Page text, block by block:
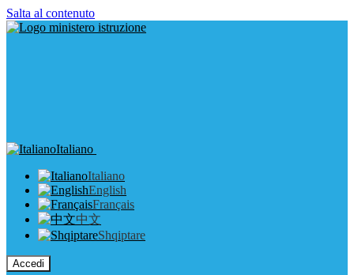
Salta al contenuto
Italiano
Italiano
English
Français
中文
Shqiptare
Accedi